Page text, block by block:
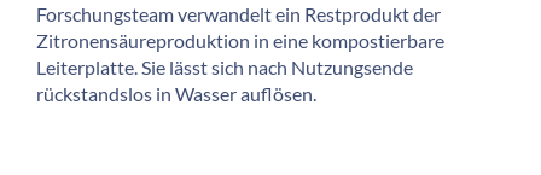
Forschungsteam verwandelt ein Restprodukt der
Zitronensäureproduktion in eine kompostierbare
Leiterplatte. Sie lässt sich nach Nutzungsende
rückstandslos in Wasser auflösen.